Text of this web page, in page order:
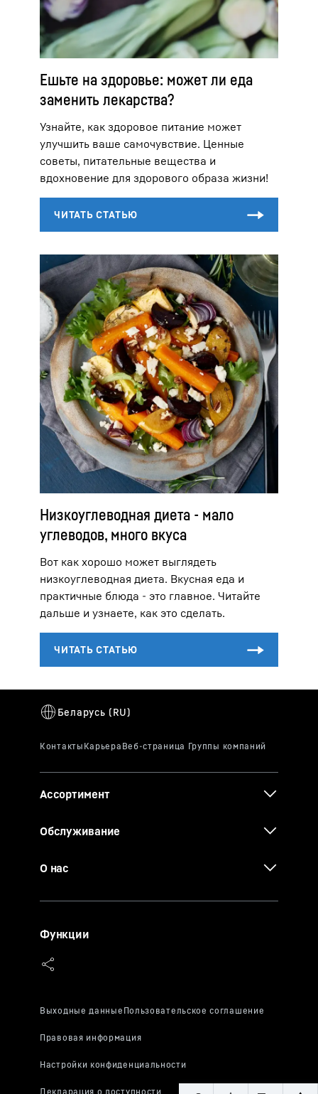
Ешьте на здоровье: может ли еда
заменить лекарства?
Узнайте, как здоровое питание может
улучшить ваше самочувствие. Ценные
советы, питательные вещества и
вдохновение для здорового образа жизни!
Низкоуглеводная диета - мало
углеводов, много вкуса
Вот как хорошо может выглядеть
низкоуглеводная диета. Вкусная еда и
практичные блюда - это главное. Читайте
дальше и узнаете, как это сделать.
Ассортимент
Обслуживание
О нас
Функции